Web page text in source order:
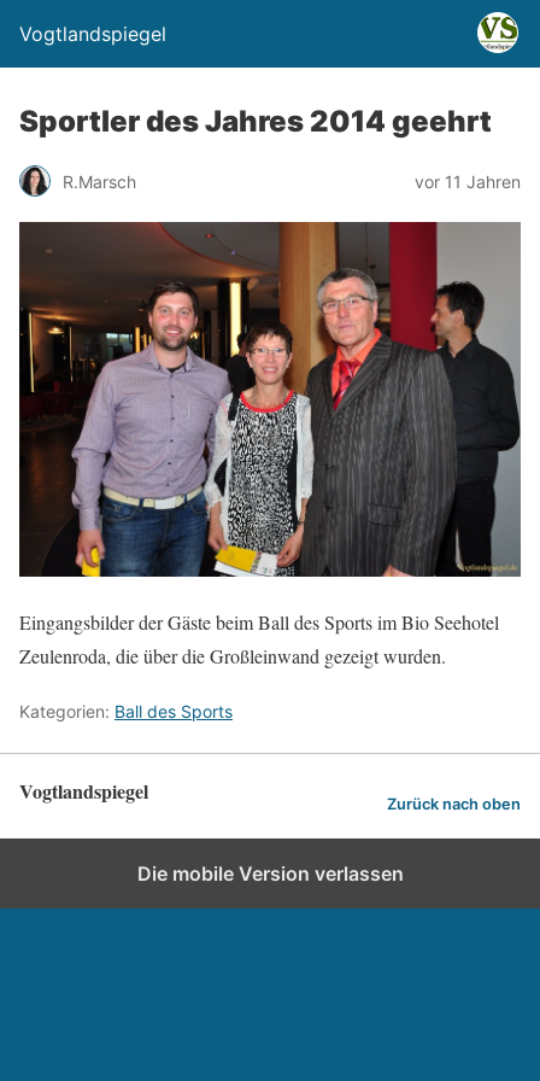
Vogtlandspiegel
Sportler des Jahres 2014 geehrt
R.Marsch vor 11 Jahren
Eingangsbilder der Gäste beim Ball des Sports im Bio Seehotel
Zeulenroda, die über die Großleinwand gezeigt wurden.
Kategorien: Ball des Sports
Vogtlandspiegel Zurück nach oben
Die mobile Version verlassen